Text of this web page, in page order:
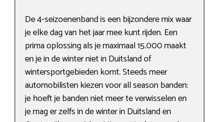
De 4-seizoenenband is een bijzondere mix waar
je elke dag van het jaar mee kunt rijden. Een
prima oplossing als je maximaal 15.000 maakt
en je in de winter niet in Duitsland of
wintersportgebieden komt. Steeds meer
automobilisten kiezen voor all season banden:
je hoeft je banden niet meer te verwisselen en
je mag er zelfs in de winter in Duitsland en